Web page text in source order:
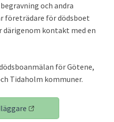
och andra
företrädare för dödsboet
kontakt med en
för Götene,
Tidaholm kommuner.
webbplats, öppnas i nytt